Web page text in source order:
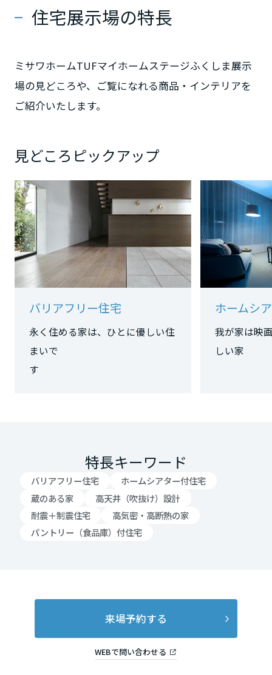
住宅展示場の特長
ミサワホームTUFマイホームステージふくしま展示
場の見どころや、ご覧になれる商品・インテリアを
ご紹介いたします。
見どころピックアップ
バリアフリー住宅
永く住める家は、ひとに優しい住
まいで
す
ホームシ
我が家は映
しい家
特長キーワード
バリアフリー住宅
ホームシアター付住宅
蔵のある家
高天井（吹抜け）設計
耐震＋制震住宅
高気密・高断熱の家
パントリー（食品庫）付住宅
来場予約する
WEBで問い合わせる
岐阜県
愛知県
三重県
近畿エリア
滋賀県
京都府
大阪府
兵庫県
中国・四国エリア
鳥取県